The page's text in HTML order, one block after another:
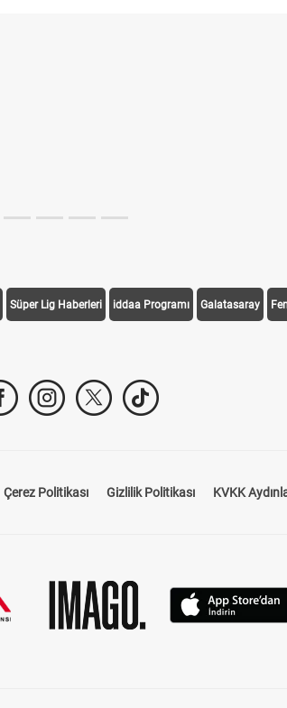
Süper Lig Haberleri iddaa Programı Galatasaray
Çerez Politikası Gizlilik Politikası KVKK